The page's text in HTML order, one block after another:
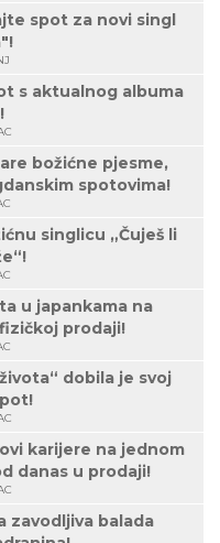
spot za novi singl
s aktualnog albuma
božićne pjesme,
spotovima!
singlicu „Čuješ li
u japankama na
prodaji!
dobila je svoj
karijere na jednom
danas u prodaji!
zavodljiva balada